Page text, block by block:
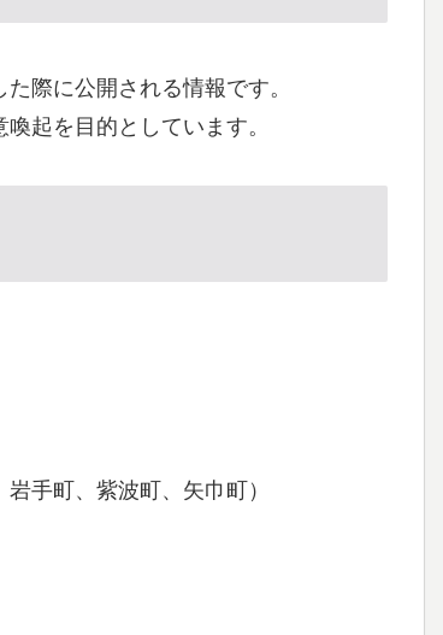
際に公開される情報です。
起を目的としています。
手町、紫波町、矢巾町）